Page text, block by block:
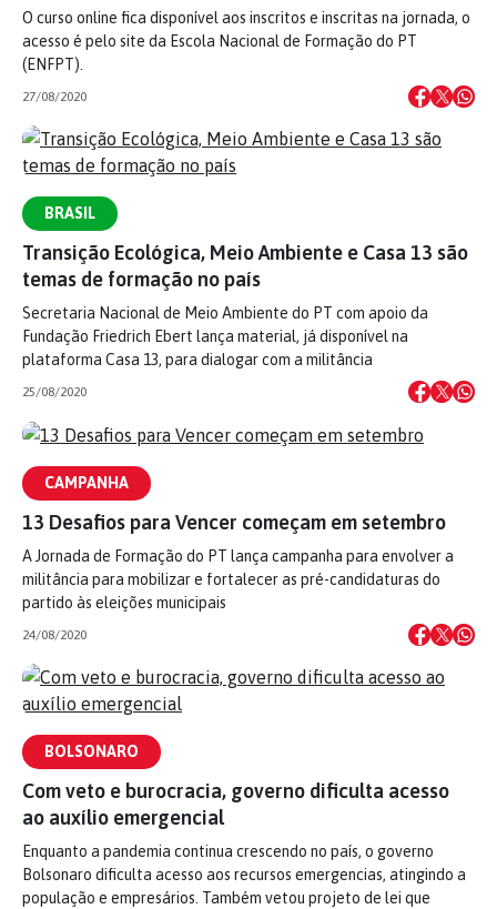
O curso online fica disponível aos inscritos e inscritas na jornada, o
acesso é pelo site da Escola Nacional de Formação do PT
(ENFPT).
27/08/2020
BRASIL
Transição Ecológica, Meio Ambiente e Casa 13 são
temas de formação no país
Secretaria Nacional de Meio Ambiente do PT com apoio da
Fundação Friedrich Ebert lança material, já disponível na
plataforma Casa 13, para dialogar com a militância
25/08/2020
CAMPANHA
13 Desafios para Vencer começam em setembro
A Jornada de Formação do PT lança campanha para envolver a
militância para mobilizar e fortalecer as pré-candidaturas do
partido às eleições municipais
24/08/2020
BOLSONARO
Com veto e burocracia, governo dificulta acesso
ao auxílio emergencial
Enquanto a pandemia continua crescendo no país, o governo
Bolsonaro dificulta acesso aos recursos emergencias, atingindo a
população e empresários. Também vetou projeto de lei que